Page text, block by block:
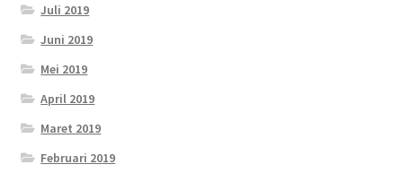
Juli 2019
Juni 2019
Mei 2019
April 2019
Maret 2019
Februari 2019